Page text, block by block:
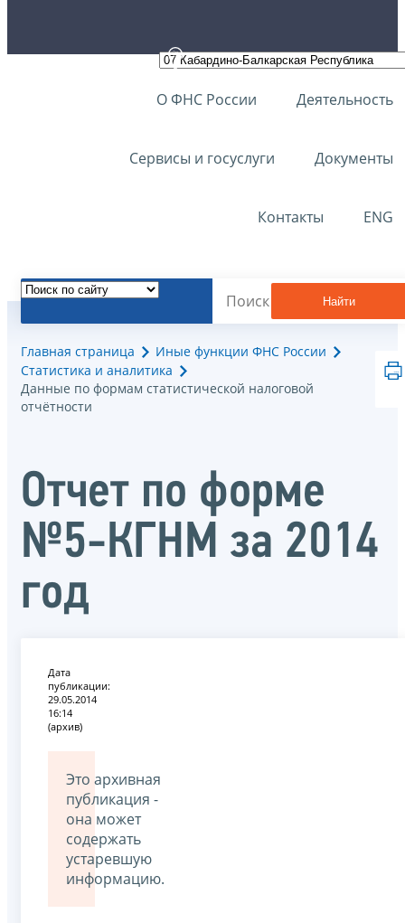
О ФНС России Деятельность
Сервисы и госуслуги Документы
Контакты ENG
Найти
Главная страница
Иные функции ФНС России
Статистика и аналитика
Данные по формам статистической налоговой
отчётности
Отчет по форме
№5-КГНМ за 2014
год
Дата
публикации:
29.05.2014
16:14
(архив)
Это архивная
публикация -
она может
содержать
устаревшую
информацию.